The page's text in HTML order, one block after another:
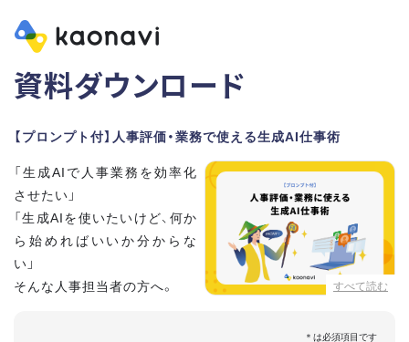
資料ダウンロード
【プロンプト付】人事評価・業務で使える生成AI仕事術
すべて読む
「生成AIで人事業務を効率化
させたい」
「生成AIを使いたいけど、何か
ら始めればいいか分からな
い」
そんな人事担当者の方へ。
本資料では、人事担当者300名の実態調査をもとに現場ですぐ